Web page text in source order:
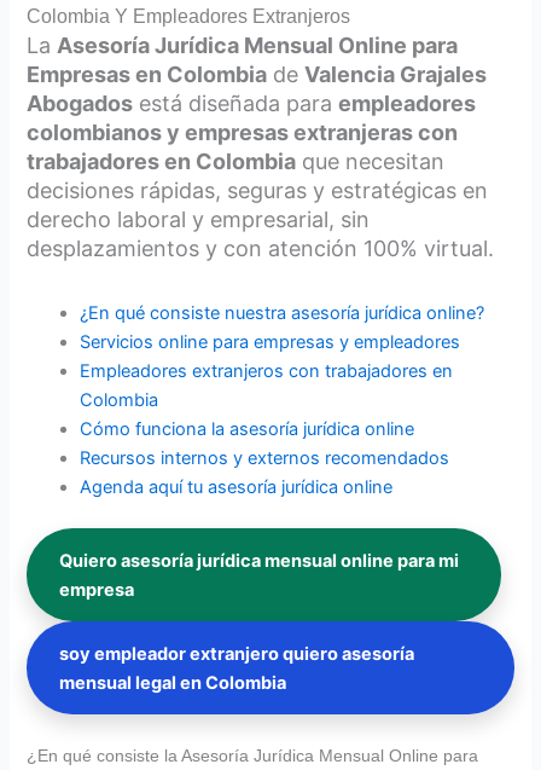
Colombia Y Empleadores Extranjeros
LaAsesoría Jurídica Mensual Online para
Empresas en Colombia deValencia Grajales
Abogados está diseñada paraempleadores
colombianos y empresas extranjeras con
trabajadores en Colombia que necesitan
decisiones rápidas, seguras y estratégicas en
derecho laboral y empresarial, sin
desplazamientos y con atención 100% virtual.
¿En qué consiste nuestra asesoría jurídica online?
Servicios online para empresas y empleadores
Empleadores extranjeros con trabajadores en
Colombia
Cómo funciona la asesoría jurídica online
Recursos internos y externos recomendados
Agenda aquí tu asesoría jurídica online
Quiero asesoría jurídica mensual online para mi
empresa
soy empleador extranjero quiero asesoría
mensual legal en Colombia
¿En qué consiste la Asesoría Jurídica Mensual Online para